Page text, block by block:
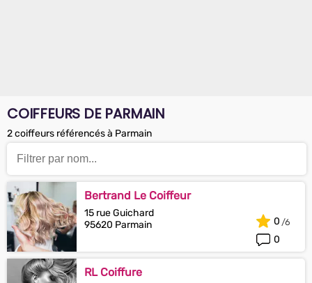
COIFFEURS DE PARMAIN
2 coiffeurs référencés à Parmain
Bertrand Le Coiffeur
15 rue Guichard
95620 Parmain
0
0
RL Coiffure